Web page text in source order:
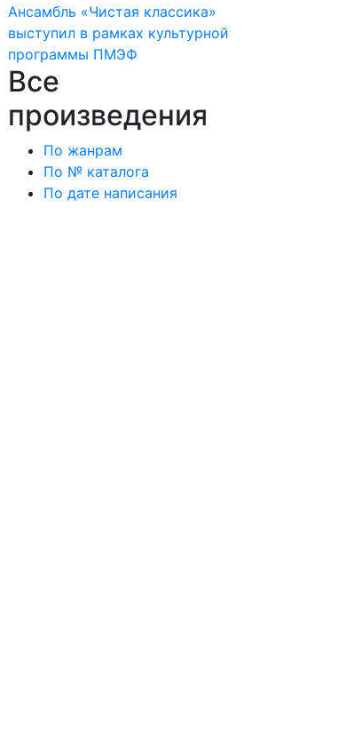
Ансамбль «Чистая классика»
выступил в рамках культурной
программы ПМЭФ
Все
произведения
По жанрам
По № каталога
По дате написания